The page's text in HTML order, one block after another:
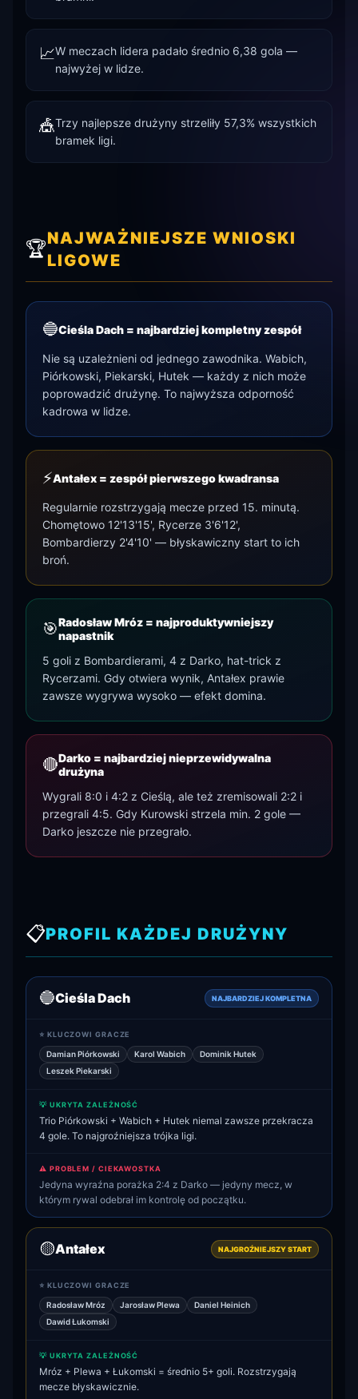
📈W meczach lidera padało średnio 6,38 gola —
najwyżej w lidze.
🎪Trzy najlepsze drużyny strzeliły 57,3% wszystkich
bramek ligi.
🏆NAJWAŻNIEJSZE WNIOSKI
LIGOWE
🔵Cieśla Dach = najbardziej kompletny zespół
Nie są uzależnieni od jednego zawodnika. Wabich,
Piórkowski, Piekarski, Hutek — każdy z nich może
poprowadzić drużynę. To najwyższa odporność
kadrowa w lidze.
⚡Antałex = zespół pierwszego kwadransa
Regularnie rozstrzygają mecze przed 15. minutą.
Chomętowo 12'13'15', Rycerze 3'6'12',
Bombardierzy 2'4'10' — błyskawiczny start to ich
broń.
🎯Radosław Mróz = najproduktywniejszy
napastnik
5 goli z Bombardierami, 4 z Darko, hat-trick z
Rycerzami. Gdy otwiera wynik, Antałex prawie
zawsze wygrywa wysoko — efekt domina.
🔴Darko = najbardziej nieprzewidywalna
drużyna
Wygrali 8:0 i 4:2 z Cieślą, ale też zremisowali 2:2 i
przegrali 4:5. Gdy Kurowski strzela min. 2 gole —
Darko jeszcze nie przegrało.
📋PROFIL KAŻDEJ DRUŻYNY
🔵Cieśla Dach NAJBARDZIEJ KOMPLETNA
⭐ KLUCZOWI GRACZE
Damian Piórkowski Karol Wabich
Dominik Hutek
Leszek Piekarski
💡 UKRYTA ZALEŻNOŚĆ
Trio Piórkowski + Wabich + Hutek niemal zawsze przekracza
4 gole. To najgroźniejsza trójka ligi.
⚠️ PROBLEM / CIEKAWOSTKA
Jedyna wyraźna porażka 2:4 z Darko — jedyny mecz, w
którym rywal odebrał im kontrolę od początku.
🟡Antałex NAJGROŹNIEJSZY START
⭐ KLUCZOWI GRACZE
Radosław Mróz Jarosław Plewa
Daniel Heinich
Dawid Łukomski
💡 UKRYTA ZALEŻNOŚĆ
Mróz + Plewa + Łukomski = średnio 5+ goli. Rozstrzygają
mecze błyskawicznie.